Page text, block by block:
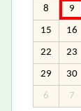
8 9
15 16
22 23
29 30
6 7